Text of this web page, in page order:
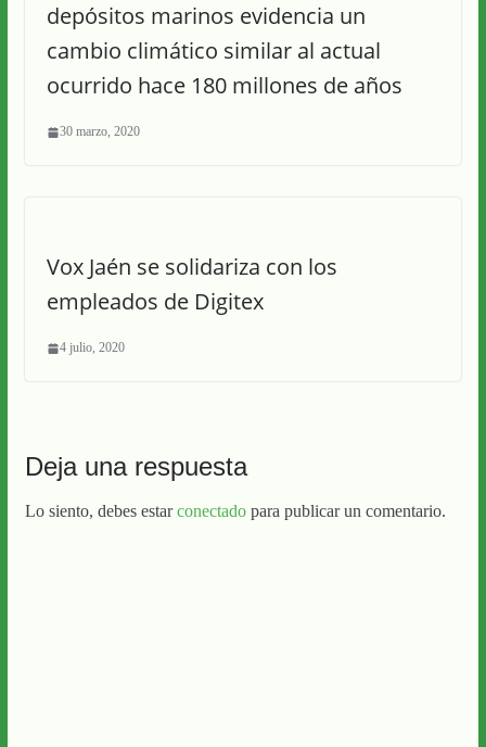
depósitos marinos evidencia un
cambio climático similar al actual
ocurrido hace 180 millones de años
30 marzo, 2020
Vox Jaén se solidariza con los
empleados de Digitex
4 julio, 2020
Deja una respuesta
Lo siento, debes estarconectadopara publicar un comentario.